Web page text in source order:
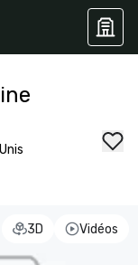
3D Vidéos